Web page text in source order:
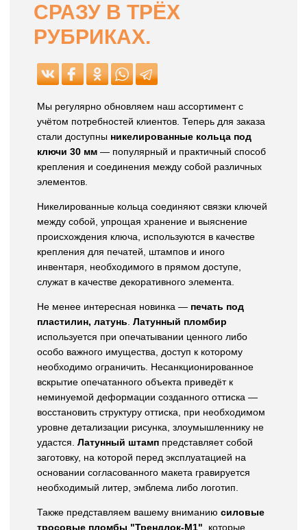
СРАЗУ В ТРЁХ
РУБРИКАХ.
Мы регулярно обновляем наш ассортимент с
учётом потребностей клиентов. Теперь для заказа
стали доступны никелированные кольца под
ключи 30 мм — популярный и практичный способ
крепления и соединения между собой различных
элементов.
Никелированные кольца соединяют связки ключей
между собой, упрощая хранение и выяснение
происхождения ключа, используются в качестве
крепления для печатей, штампов и иного
инвентаря, необходимого в прямом доступе,
служат в качестве декоративного элемента.
Не менее интересная новинка — печать под
пластилин, латунь. Латунный пломбир
используется при опечатывании ценного либо
особо важного имущества, доступ к которому
необходимо ограничить. Несанкционированное
вскрытие опечатанного объекта приведёт к
неминуемой деформации созданного оттиска —
восстановить структуру оттиска, при необходимом
уровне детализации рисунка, злоумышленнику не
удастся. Латунный штамп представляет собой
заготовку, на которой перед эксплуатацией на
основании согласованного макета гравируется
необходимый литер, эмблема либо логотип.
Также представляем вашему вниманию силовые
тросовые пломбы "Трендлок-М1", которые